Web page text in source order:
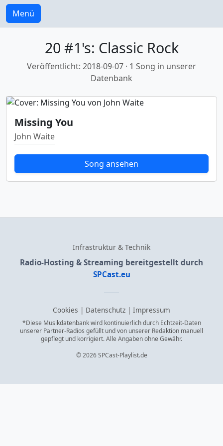
Menü
20 #1's: Classic Rock
Veröffentlicht: 2018-09-07 · 1 Song in unserer
Datenbank
Missing You
John Waite
Song ansehen
Infrastruktur & Technik
Radio-Hosting & Streaming bereitgestellt durch
SPCast.eu
Cookies | Datenschutz | Impressum
*Diese Musikdatenbank wird kontinuierlich durch Echtzeit-Daten
unserer Partner-Radios gefüllt und von unserer Redaktion manuell
gepflegt und korrigiert. Alle Angaben ohne Gewähr.
© 2026 SPCast-Playlist.de